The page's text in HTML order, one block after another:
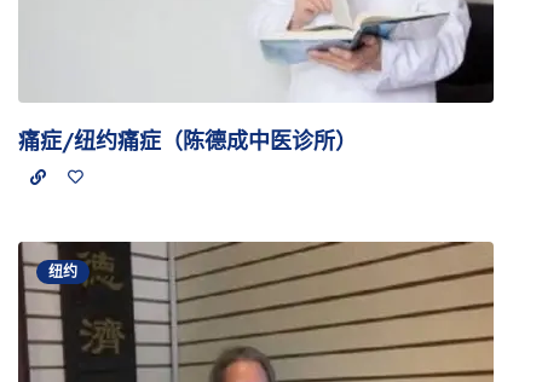
痛症/纽约痛症（陈德成中医诊所）
纽约